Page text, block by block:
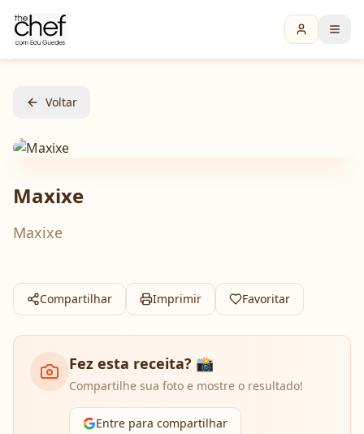
Voltar
Maxixe
Maxixe
Compartilhar Imprimir Favoritar
Fez esta receita? 📸
Compartilhe sua foto e mostre o resultado!
Entre para compartilhar